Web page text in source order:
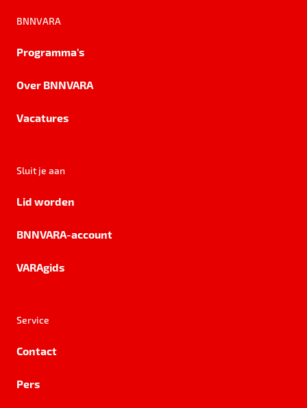
BNNVARA
Programma's
Over BNNVARA
Vacatures
Sluit je aan
Lid worden
BNNVARA-account
VARAgids
Service
Contact
Pers